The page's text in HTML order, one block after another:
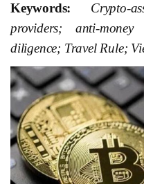
Keywords: Crypto-
providers; anti-
diligence; Travel Rule;